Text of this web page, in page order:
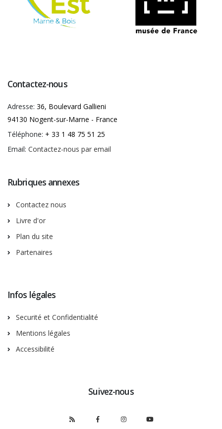
Contactez-nous
Adresse: 36, Boulevard Gallieni
94130 Nogent-sur-Marne - France
Téléphone: + 33 1 48 75 51 25
Email: Contactez-nous par email
Rubriques annexes
Contactez nous
Livre d'or
Plan du site
Partenaires
Infos légales
Securité et Confidentialité
Mentions légales
Accessibilité
Suivez-nous